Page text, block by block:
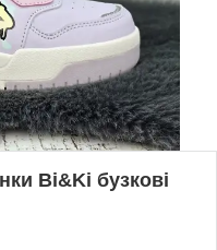
Bi&Ki бузкові